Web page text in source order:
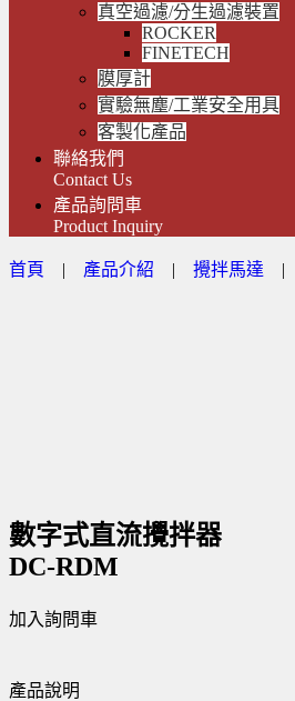
真空過濾/分生過濾裝置
ROCKER
FINETECH
膜厚計
實驗無塵/工業安全用具
客製化產品
聯絡我們
Contact Us
產品詢問車
Product Inquiry
首頁 | 產品介紹 | 攪拌馬達 |
數字式直流攪拌器
DC-RDM
加入詢問車
產品說明